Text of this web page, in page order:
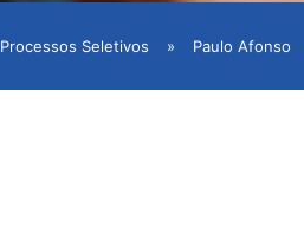
Processos Seletivos » Paulo Afonso